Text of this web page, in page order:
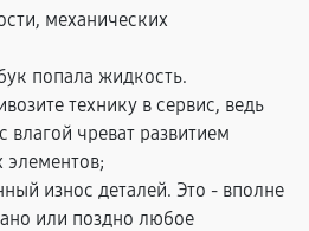
механических
попала жидкость.
технику в сервис, ведь
влагой чреват развитием
износ деталей. Это - вполне
или поздно любое